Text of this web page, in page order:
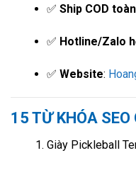
✅ Ship COD
✅ Hotline/Zalo
✅ Website:
15 TỪ KHÓA SEO
Giày Pickleball